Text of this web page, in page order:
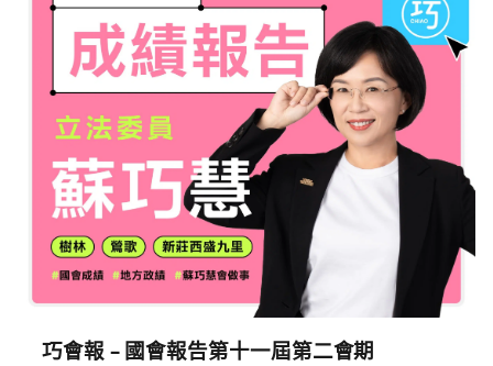
巧會報 – 國會報告第十一屆第二會期